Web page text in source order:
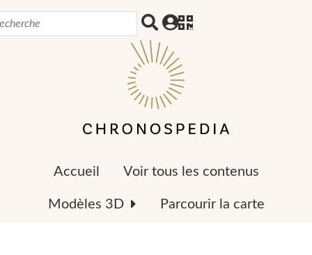
Accueil Voir tous les contenus
Modèles 3D Parcourir la carte